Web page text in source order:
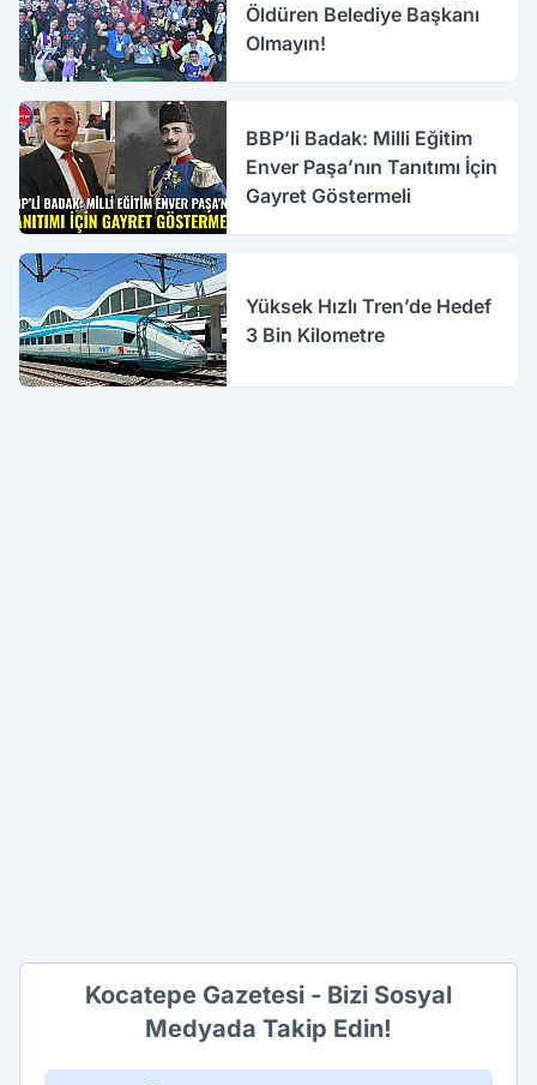
Öldüren Belediye Başkanı
Olmayın!
BBP’li Badak: Milli Eğitim
Enver Paşa’nın Tanıtımı İçin
Gayret Göstermeli
Yüksek Hızlı Tren’de Hedef
3 Bin Kilometre
Kocatepe Gazetesi - Bizi Sosyal
Medyada Takip Edin!